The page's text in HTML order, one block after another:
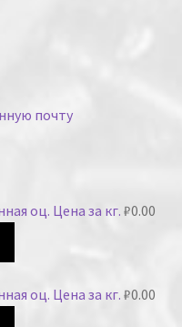
почту
оц. Цена за кг. ₽0.00
оц. Цена за кг. ₽0.00